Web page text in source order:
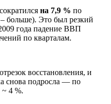
на 7,9 % по
больше). Это был резкий
года падение ВВП
по кварталам.
восстановления, и
снова подросла — по
4 %.